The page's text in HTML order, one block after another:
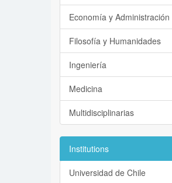
Economía y Administración
Filosofía y Humanidades
Ingeniería
Medicina
Multidisciplinarias
Institutions
Universidad de Chile